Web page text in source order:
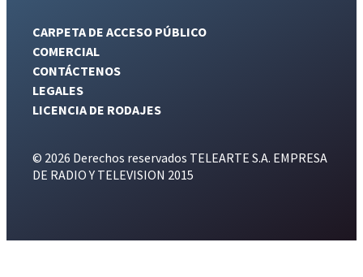
CARPETA DE ACCESO PÚBLICO
COMERCIAL
CONTÁCTENOS
LEGALES
LICENCIA DE RODAJES
© 2026 Derechos reservados TELEARTE S.A. EMPRESA
DE RADIO Y TELEVISION 2015